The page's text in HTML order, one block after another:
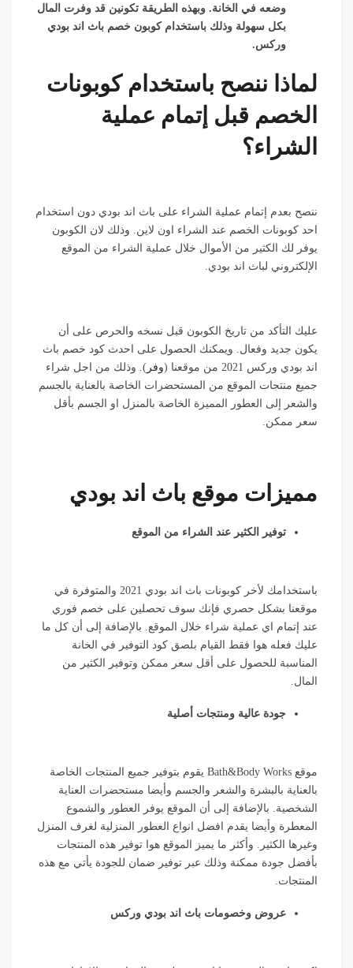
وضعه في الخانة. وبهذه الطريقة تكونين قد وفرت المال
بكل سهولة وذلك باستخدام كوبون خصم باث اند بودي
وركس.
لماذا ننصح باستخدام كوبونات
الخصم قبل إتمام عملية
الشراء؟
ننصح بعدم إتمام عملية الشراء على باث اند بودي دون استخدام
احد كوبونات الخصم عند الشراء اون لاين. وذلك لان الكوبون
يوفر لك الكثير من الأموال خلال عملية الشراء من الموقع
الإلكتروني لباث اند بودي.
عليك التأكد من تاريخ الكوبون قبل نسخه والحرص على أن
يكون جديد وفعال. ويمكنك الحصول على احدث كود خصم باث
اند بودي وركس 2021 من موقعنا (
وفر ). وذلك من اجل شراء
جميع منتجات الموقع من المستحضرات الخاصة بالعناية بالجسم
والشعر إلى العطور المميزة الخاصة بالمنزل او الجسم بأقل
سعر ممكن.
مميزات موقع باث اند بودي
توفير الكثير عند الشراء من الموقع
باستخدامك لأخر كوبونات باث اند بودي 2021 والمتوفرة في
موقعنا بشكل حصري فإنك سوف تحصلين على خصم فوري
عند إتمام اي عملية شراء خلال الموقع. بالإضافة إلى أن كل ما
عليك فعله هوا فقط القيام بلصق كود التوفير في الخانة
المناسبة للحصول على أقل سعر ممكن وتوفير الكثير من
المال.
جودة عالية ومنتجات أصلية
موقع Bath&Body Works يقوم بتوفير جميع المنتجات الخاصة
بالعناية بالبشرة والشعر والجسم وأيضا مستحضرات العناية
الشخصية. بالإضافة إلى أن الموقع يوفر العطور والشموع
المعطرة وأيضا يقدم افضل انواع العطور المنزلية لغرف المنزل
وغيرها الكثير. وأكثر ما يميز الموقع هوا توفير هذه المنتجات
بأفضل جودة ممكنة وذلك عبر توفير ضمان للجودة يأتي مع هذه
المنتجات.
عروض وخصومات باث اند بودي وركس